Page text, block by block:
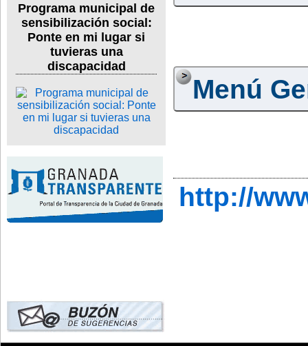
Programa municipal de
sensibilización social:
Ponte en mi lugar si
tuvieras una
discapacidad
Menú
http://